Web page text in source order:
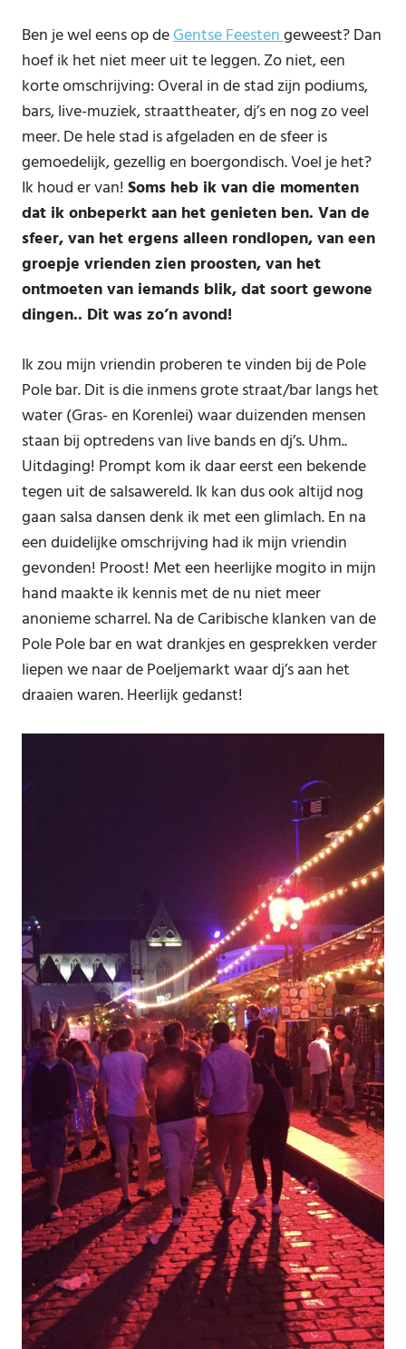
Ben je wel eens op deGentse Feestengeweest? Dan
hoef ik het niet meer uit te leggen. Zo niet, een
korte omschrijving: Overal in de stad zijn podiums,
bars, live-muziek, straattheater, dj’s en nog zo veel
meer. De hele stad is afgeladen en de sfeer is
gemoedelijk, gezellig en boergondisch. Voel je het?
Ik houd er van!Soms heb ik van die momenten
dat ik onbeperkt aan het genieten ben. Van de
sfeer, van het ergens alleen rondlopen, van een
groepje vrienden zien proosten, van het
ontmoeten van iemands blik, dat soort gewone
dingen.. Dit was zo’n avond!
Ik zou mijn vriendin proberen te vinden bij de Pole
Pole bar. Dit is die inmens grote straat/bar langs het
water (Gras- en Korenlei) waar duizenden mensen
staan bij optredens van live bands en dj’s. Uhm..
Uitdaging! Prompt kom ik daar eerst een bekende
tegen uit de salsawereld. Ik kan dus ook altijd nog
gaan salsa dansen denk ik met een glimlach. En na
een duidelijke omschrijving had ik mijn vriendin
gevonden! Proost! Met een heerlijke mogito in mijn
hand maakte ik kennis met de nu niet meer
anonieme scharrel. Na de Caribische klanken van de
Pole Pole bar en wat drankjes en gesprekken verder
liepen we naar de Poeljemarkt waar dj’s aan het
draaien waren. Heerlijk gedanst!